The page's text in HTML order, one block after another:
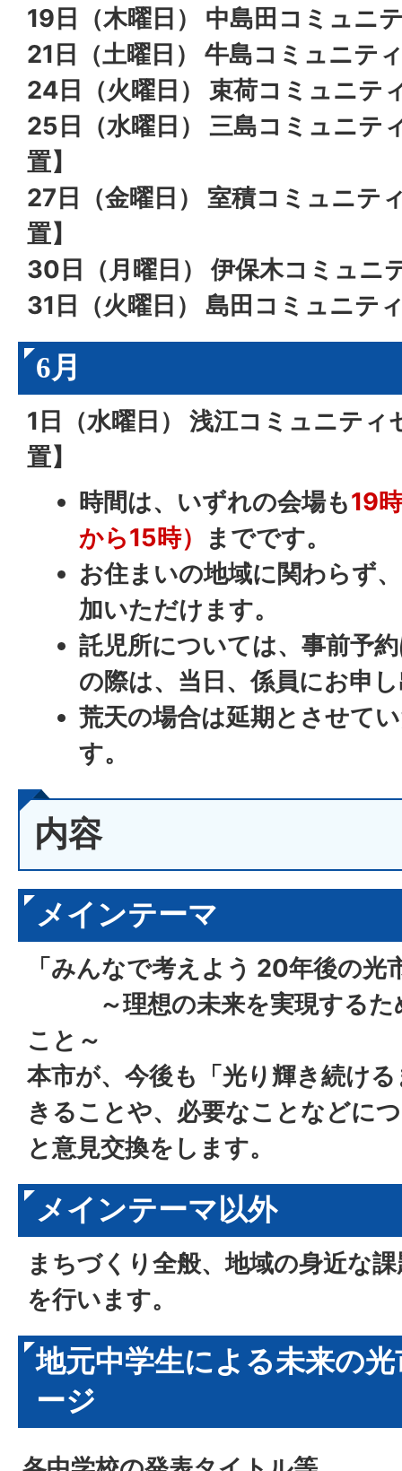
19日（木曜日） 中島田 コミュニ
21日（土曜日） 牛島コミュニテ
24日（火曜日） 束荷コミュニテ
25日（水曜日） 三島コミュニテ
置】
27日（金曜日） 室積コミュニテ
置】
30日（月曜日） 伊保木コミュニ
31日（火曜日） 島田 コミュニテ
6月
1日（水曜日） 浅江コミュニティ
置】
時間は、いずれの会場も19
から15時）
までです。
お住まいの地域に関わらず
加いただけます。
託児所については、事前予
の際は、当日、係員にお申
荒天の場合は延期とさせて
す。
内容
メインテーマ
「みんなで考えよう 20年後の光
～理想の未来を実現する
こと～
本市が、今後も「光り輝き続け
きることや、必要なことなどに
と意見交換をします。
メインテーマ以外
まちづくり全般、地域の身近な
を行います。
地元中学生による未来の
ージ